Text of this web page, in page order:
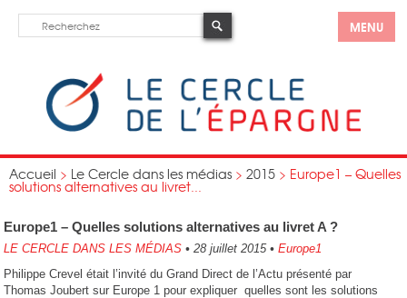
MENU
Accueil > Le Cercle dans les médias > 2015 > Europe1 – Quelles
solutions alternatives au livret...
Europe1 – Quelles solutions alternatives au livret A ?
LE CERCLE DANS LES MÉDIAS • 28 juillet 2015• Europe1
Philippe Crevel était l’invité du Grand Direct de l’Actu présenté par
Thomas Joubert sur Europe 1 pour expliquer quelles sont les solutions